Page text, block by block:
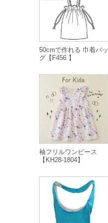
50cmで作れる 巾着バッ
グ【F456 】
袖フリルワンピース
【KH28-1804】